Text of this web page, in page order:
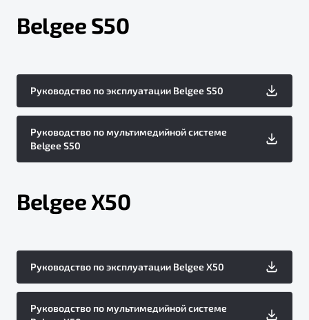
Belgee S50
Руководство по эксплуатации Belgee S50
Руководство по мультимедийной системе
Belgee S50
Belgee X50
Руководство по эксплуатации Belgee X50
Руководство по мультимедийной системе